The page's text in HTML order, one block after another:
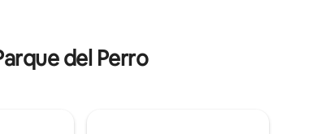
Modernität und Komfort in einer
perfekten Umgebung für Ihren
del Perro